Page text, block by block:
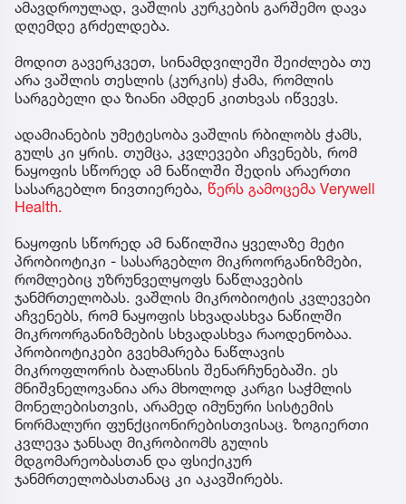
ამავდროულად, ვაშლის კურკების გარშემო დავა
დღემდე გრძელდება.
მოდით გავერკვეთ, სინამდვილეში შეიძლება თუ
არა ვაშლის თესლის (კურკის) ჭამა, რომლის
სარგებელი და ზიანი ამდენ კითხვას იწვევს.
ადამიანების უმეტესობა ვაშლის რბილობს ჭამს,
გულს კი ყრის. თუმცა, კვლევები აჩვენებს, რომ
ნაყოფის სწორედ ამ ნაწილში შედის არაერთი
სასარგებლო ნივთიერება, წერს გამოცემა Verywell
Health.
ნაყოფის სწორედ ამ ნაწილშია ყველაზე მეტი
პრობიოტიკი - სასარგებლო მიკროორგანიზმები,
რომლებიც უზრუნველყოფს ნაწლავების
ჯანმრთელობას. ვაშლის მიკრობიოტის კვლევები
აჩვენებს, რომ ნაყოფის სხვადასხვა ნაწილში
მიკროორგანიზმების სხვადასხვა რაოდენობაა.
პრობიოტიკები გვეხმარება ნაწლავის
მიკროფლორის ბალანსის შენარჩუნებაში. ეს
მნიშვნელოვანია არა მხოლოდ კარგი საჭმლის
მონელებისთვის, არამედ იმუნური სისტემის
ნორმალური ფუნქციონირებისთვისაც. ზოგიერთი
კვლევა ჯანსაღ მიკრობიომს გულის
მდგომარეობასთან და ფსიქიკურ
ჯანმრთელობასთანაც კი აკავშირებს.